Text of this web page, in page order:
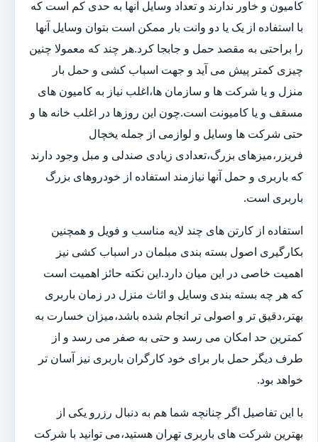
کامیون و خاور ندارند و تعداد وسایل آنها به حدی کم است که
با استفاده از یک یا دو وانت بار ممکن است بتوان وسایل آنها
را براحتی به مقصد حمل و جابجا کرد.هر چند که معمولا چنین
چیزی کمتر پیش می آید و جهت اسباب کشی و حمل بار
منزل و یا شرکت ها و سازمان ها،اغلب نیاز به کامیون های
مسقف و یا کامیونت است.چون این روزها در اغلب خانه ها و
حتی شرکت ها وسایل و لوازمی از جمله یخچال
فریزر،میزهای بزرگ،تعدادی زیادی صندلی و مبل وجود دارند
که باربری و حمل آنها نیازمند استفاده از خودروهای بزرگ
باربری است.
استفاده از کارتن های چند لایه مناسب و فویل و همچنین
بکارگیری اصول بسته بندی مبلمان در اسباب کشی نیز
اهمیت خاصی در این میان دارد.این نکته حائز اهمیت است
که هر چه بسته بندی وسایل و اثاث منزل در زمان باربری
بهتر،دقیق تر و اصولی تر انجام شده باشد،میزان خسارت به
کمترین حد امکان می رسد و حتی به صفر می رسد و از
طرف دیگر حمل بار برای خود کارگران باربری نیز آسان تر
خواهد بود.
با این تفاصیل اگر چنانچه شما هم به دنبال رزرو یکی از
بهترین شرکت های باربری تهران هستید،می توانید با شرکت